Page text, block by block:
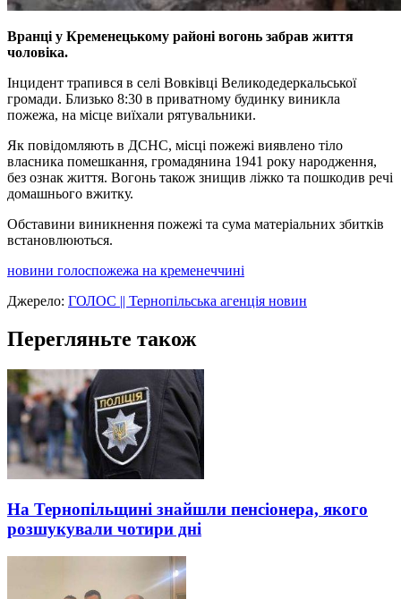
Вранці у Кременецькому районі вогонь забрав життя
чоловіка.
Інцидент трапився в селі Вовківці Великодедеркальської
громади. Близько 8:30 в приватному будинку виникла
пожежа, на місце виїхали рятувальники.
Як повідомляють в ДСНС, місці пожежі виявлено тіло
власника помешкання, громадянина 1941 року народження,
без ознак життя. Вогонь також знищив ліжко та пошкодив речі
домашнього вжитку.
Обставини виникнення пожежі та сума матеріальних збитків
встановлюються.
новини голоспожежа на кременеччині
Джерело: ГОЛОС || Тернопільська агенція новин
Перегляньте також
На Тернопільщині знайшли пенсіонера, якого
розшукували чотири дні